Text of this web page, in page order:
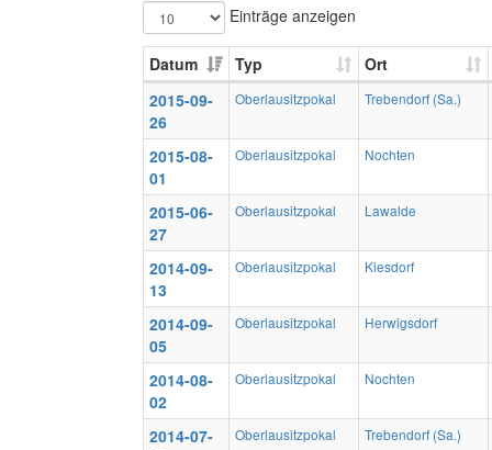
Einträge anzeigen
Datum Typ
Ort
2015-09-
26
Oberlausitzpokal Trebendorf (Sa.)
2015-08-
01
Oberlausitzpokal Nochten
2015-06-
27
Oberlausitzpokal Lawalde
2014-09-
13
Oberlausitzpokal Kiesdorf
2014-09-
05
Oberlausitzpokal Herwigsdorf
2014-08-
02
Oberlausitzpokal Nochten
2014-07-
Oberlausitzpokal Trebendorf (Sa.)